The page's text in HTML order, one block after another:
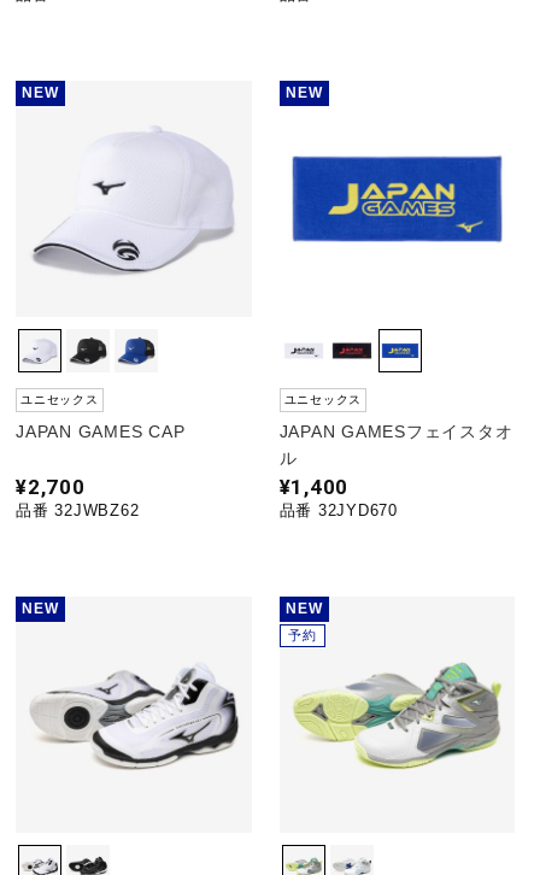
NEW
ユニセックス
JAPAN GAMES CAP
¥2,700
品番 32JWBZ62
NEW
ユニセックス
JAPAN GAMESフェイスタオ
ル
¥1,400
品番 32JYD670
NEW NEW
予約